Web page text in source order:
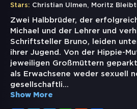
Stars: Christian Ulmen, Moritz
Zwei Halbbrüder, der
Michael und der Lehrer und
Schriftsteller Bruno, leiden
ihrer Jugend. Von der Hippie-
jeweiligen Großmüttern
als Erwachsene weder sexuell
gesellschaftli...
Show More